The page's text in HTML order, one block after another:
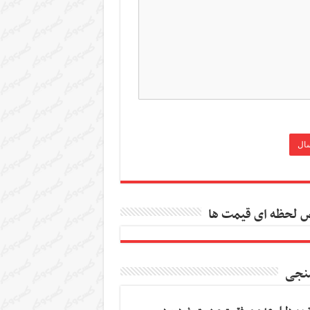
لحظه ای قیمت ها